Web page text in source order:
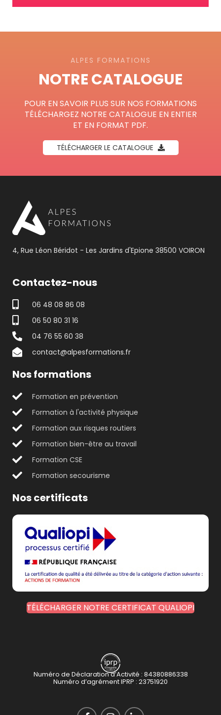
ALPES FORMATIONS
NOTRE CATALOGUE
POUR EN SAVOIR PLUS SUR NOS FORMATIONS
TÉLÉCHARGEZ NOTRE CATALOGUE EN ENTIER
ET EN FORMAT PDF.
TÉLÉCHARGER LE CATALOGUE
4, Rue Léon Béridot - Les Jardins d'Epione 38500 VOIRON
Contactez-nous
06 48 08 86 08
06 50 80 31 16
04 76 55 60 38
contact@alpesformations.fr
Nos formations
Formation en prévention
Formation à l'activité physique
Formation aux risques routiers
Formation bien-être au travail
Formation CSE
Formation secourisme
Nos certificats
TÉLÉCHARGER NOTRE CERTIFICAT QUALIOPI
Numéro de Déclaration d’Activité : 84380886338
Numéro d’agrément IPRP : 23751920